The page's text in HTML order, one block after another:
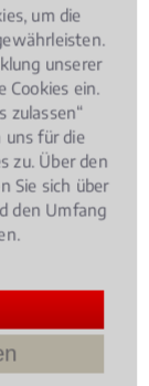
stetig zu.
oder der
/5(137
um die
unserer
ein.
zulassen“
uns für die
zu. Über den
Sie sich über
den Umfang